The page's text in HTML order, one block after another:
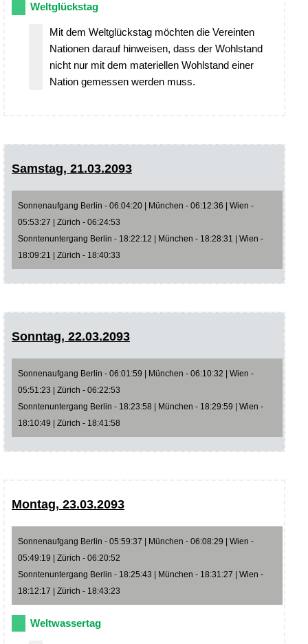
Weltglückstag
Mit dem Weltglückstag möchten die Vereinten
Nationen darauf hinweisen, dass der Wohlstand
nicht nur mit dem materiellen Wohlstand einer
Nation gemessen werden muss.
Samstag, 21.03.2093
Sonnenaufgang Berlin - 06:04:20 | München - 06:12:36 | Wien -
05:53:27 | Zürich - 06:24:53
Sonntenuntergang Berlin - 18:22:12 | München - 18:28:31 | Wien -
18:09:21 | Zürich - 18:40:33
Sonntag, 22.03.2093
Sonnenaufgang Berlin - 06:01:59 | München - 06:10:32 | Wien -
05:51:23 | Zürich - 06:22:53
Sonntenuntergang Berlin - 18:23:58 | München - 18:29:59 | Wien -
18:10:49 | Zürich - 18:41:58
Montag, 23.03.2093
Sonnenaufgang Berlin - 05:59:37 | München - 06:08:29 | Wien -
05:49:19 | Zürich - 06:20:52
Sonntenuntergang Berlin - 18:25:43 | München - 18:31:27 | Wien -
18:12:17 | Zürich - 18:43:23
Weltwassertag